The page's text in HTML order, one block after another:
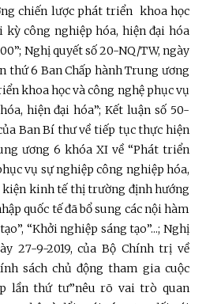
chiến lược phát triển khoa học
công nghiệp hóa, hiện đại hóa
Nghị quyết số 20-NQ/TW, ngày
thứ 6 Ban Chấp hành Trung ương
khoa học và công nghệ phục vụ
hiện đại hóa”; Kết luận số 50-
Ban Bí thư về tiếp tục thực hiện
ương 6 khóa XI về “Phát triển
vụ sự nghiệp công nghiệp hóa,
kiện kinh tế thị trường định hướng
quốc tế đã bổ sung các nội hàm
“Khởi nghiệp sáng tạo”...; Nghị
27-9-2019, của Bộ Chính trị về
sách chủ động tham gia cuộc
lần thứ tư”nêu rõ vai trò quan